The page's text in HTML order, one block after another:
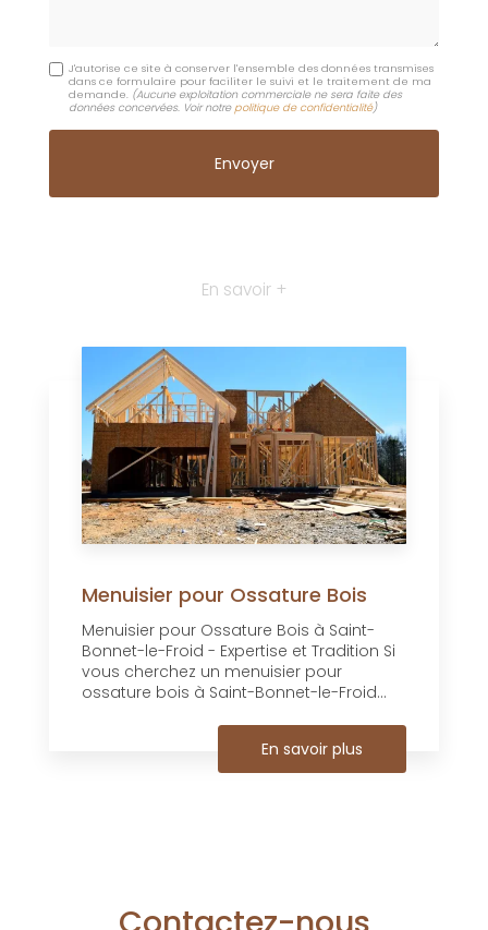
J'autorise ce site à conserver l'ensemble des données transmises
dans ce formulaire pour faciliter le suivi et le traitement de ma
demande. (Aucune exploitation commerciale ne sera faite des
données concervées. Voir notre politique de confidentialité)
En savoir +
Menuisier pour Ossature Bois
Menuisier pour Ossature Bois à Saint-
Bonnet-le-Froid - Expertise et Tradition Si
vous cherchez un menuisier pour
ossature bois à Saint-Bonnet-le-Froid...
En savoir plus